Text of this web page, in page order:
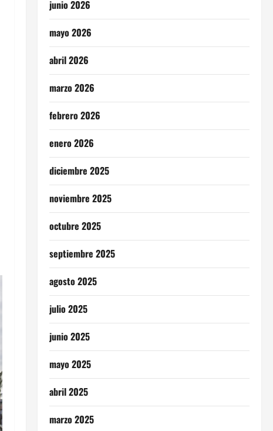
junio 2026
mayo 2026
abril 2026
marzo 2026
febrero 2026
enero 2026
diciembre 2025
noviembre 2025
octubre 2025
septiembre 2025
agosto 2025
julio 2025
junio 2025
mayo 2025
abril 2025
marzo 2025